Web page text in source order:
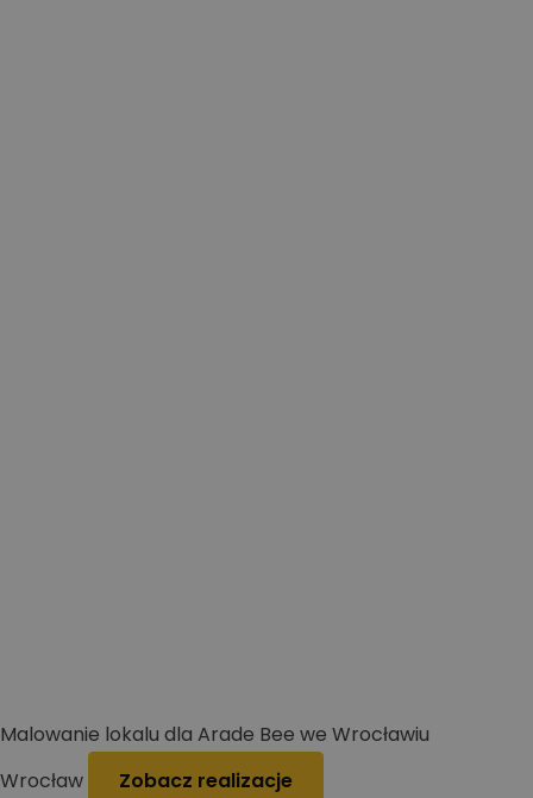
Malowanie lokalu dla Arade Bee we Wrocławiu
Wrocław
Zobacz realizacje